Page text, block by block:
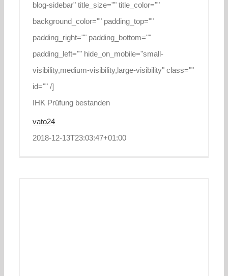
blog-sidebar" title_size="" title_color=""
background_color="" padding_top=""
padding_right="" padding_bottom=""
padding_left="" hide_on_mobile="small-
visibility,medium-visibility,large-visibility" class=""
id="" /]
IHK Prüfung bestanden
vato24
2018-12-13T23:03:47+01:00